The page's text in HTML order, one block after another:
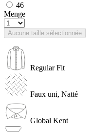
46
Menge
Aucune taille sélectionnée
Regular Fit
Faux uni, Natté
Global Kent